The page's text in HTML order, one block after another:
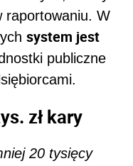
raportowaniu. W
system jest
publiczne
zł kary
20 tysięcy